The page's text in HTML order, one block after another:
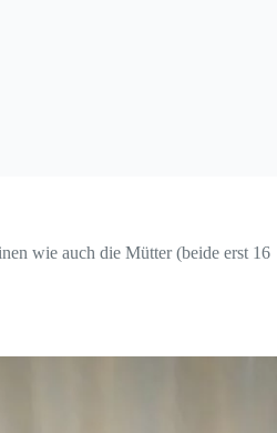
wie auch die Mütter (beide erst 16